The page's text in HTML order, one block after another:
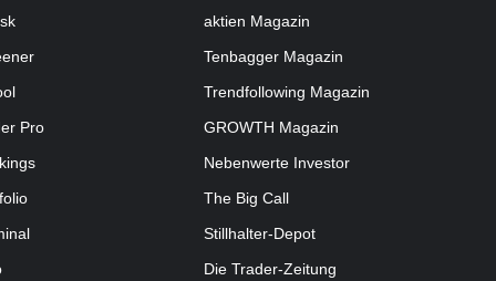
Pro
aktien Magazin
Tenbagger Magazin
Trendfollowing Magazin
GROWTH Magazin
Nebenwerte Investor
The Big Call
Stillhalter-Depot
Die Trader-Zeitung